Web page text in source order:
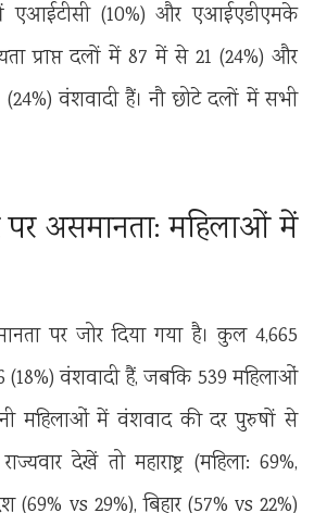
एआईटीसी (10%) और एआईएडीएमके
प्राप्त दलों में 87 में से 21 (24%) और
वंशवादी हैं। नौ छोटे दलों में सभी
असमानता: महिलाओं में
पर जोर दिया गया है। कुल 4,665
वंशवादी हैं, जबकि 539 महिलाओं
महिलाओं में वंशवाद की दर पुरुषों से
देखें तो महाराष्ट्र (महिला: 69%,
(69% vs 29%), बिहार (57% vs 22%)